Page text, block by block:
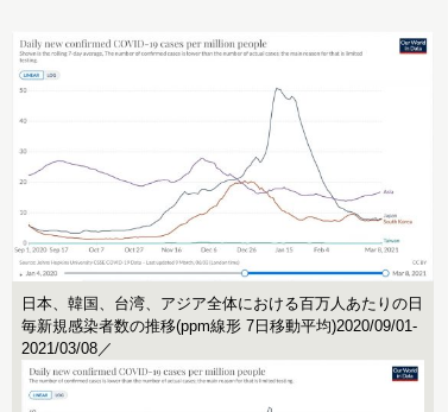
日本、韓国、台湾、アジア全体における百万人あたりの日
毎新規感染者数の推移(ppm線形 7日移動平均)2020/09/01-
2021/03/08／